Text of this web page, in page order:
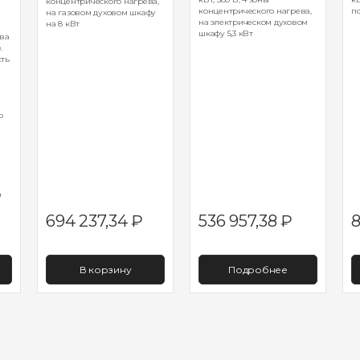
на газовом духовом шкафу
на 8 кВт
694 237,34₽
В корзину
концентрического нагрева,
на электрическом духовом
шкафу 5,3 кВт
536 957,38₽
Подробнее